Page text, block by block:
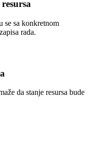
se sa konkretnom
rada.
da stanje resursa bude